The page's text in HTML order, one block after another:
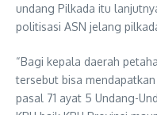
undang Pilkada itu
politisasi ASN jelang
“Bagi kepala daerah
tersebut bisa
pasal 71 ayat 5 Undang-